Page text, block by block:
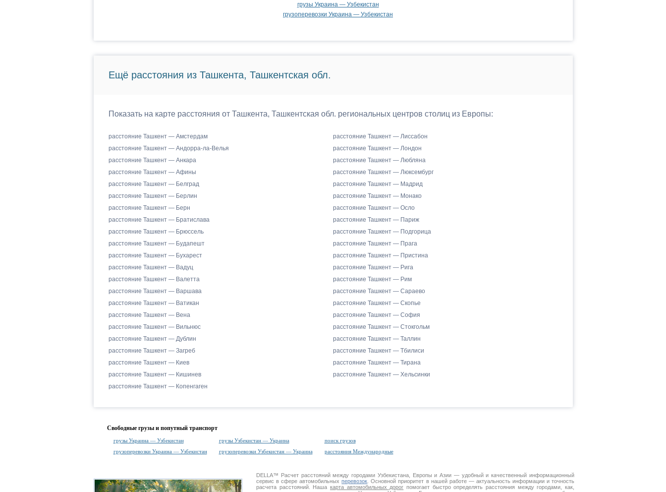
грузы Украина — Узбекистан
грузоперевозки Украина — Узбекистан
Ещё расстояния из Ташкента, Ташкентская обл.
Показать на карте расстояния от Ташкента, Ташкентская обл. региональных центров столиц из Европы:
расстояние Ташкент — Амстердам
расстояние Ташкент — Андорра-ла-Велья
расстояние Ташкент — Анкара
расстояние Ташкент — Афины
расстояние Ташкент — Белград
расстояние Ташкент — Берлин
расстояние Ташкент — Берн
расстояние Ташкент — Братислава
расстояние Ташкент — Брюссель
расстояние Ташкент — Будапешт
расстояние Ташкент — Бухарест
расстояние Ташкент — Вадуц
расстояние Ташкент — Валетта
расстояние Ташкент — Варшава
расстояние Ташкент — Ватикан
расстояние Ташкент — Вена
расстояние Ташкент — Вильнюс
расстояние Ташкент — Дублин
расстояние Ташкент — Загреб
расстояние Ташкент — Киев
расстояние Ташкент — Кишинев
расстояние Ташкент — Копенгаген
расстояние Ташкент — Лиссабон
расстояние Ташкент — Лондон
расстояние Ташкент — Любляна
расстояние Ташкент — Люксембург
расстояние Ташкент — Мадрид
расстояние Ташкент — Монако
расстояние Ташкент — Осло
расстояние Ташкент — Париж
расстояние Ташкент — Подгорица
расстояние Ташкент — Прага
расстояние Ташкент — Пристина
расстояние Ташкент — Рига
расстояние Ташкент — Рим
расстояние Ташкент — Сараево
расстояние Ташкент — Скопье
расстояние Ташкент — София
расстояние Ташкент — Стокгольм
расстояние Ташкент — Таллин
расстояние Ташкент — Тбилиси
расстояние Ташкент — Тирана
расстояние Ташкент — Хельсинки
Свободные грузы и попутный транспорт
грузы Украина — Узбекистан грузы Узбекистан — Украина
поиск грузов
грузоперевозки Украина — Узбекистан
грузоперевозки Узбекистан — Украина расстояния Международные
DELLA™ Расчет расстояниймежду городами Узбекистана, Европы и Азии — удобный и качественный информационный
сервис в сфере автомобильныхперевозок . Основной приоритет в нашей работе — актуальность информации и точность
расчета расстояний. Наша карта автомобильных дорог помогает быстро определять расстояния между городами, как,